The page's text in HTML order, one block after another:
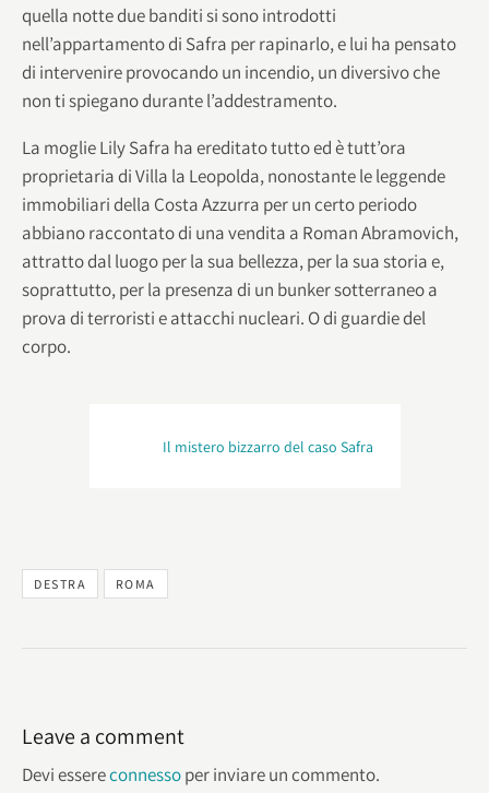
quella notte due banditi si sono introdotti
nell’appartamento di Safra per rapinarlo, e lui ha pensato
di intervenire provocando un incendio, un diversivo che
non ti spiegano durante l’addestramento.
La moglie Lily Safra ha ereditato tutto ed è tutt’ora
proprietaria di Villa la Leopolda, nonostante le leggende
immobiliari della Costa Azzurra per un certo periodo
abbiano raccontato di una vendita a Roman Abramovich,
attratto dal luogo per la sua bellezza, per la sua storia e,
soprattutto, per la presenza di un bunker sotterraneo a
prova di terroristi e attacchi nucleari. O di guardie del
corpo.
Il mistero bizzarro del caso Safra
DESTRA ROMA
Leave a comment
Devi essereconnessoper inviare un commento.